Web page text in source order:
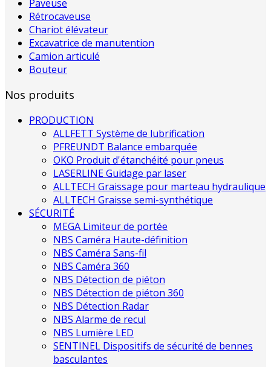
Paveuse
Rétrocaveuse
Chariot élévateur
Excavatrice de manutention
Camion articulé
Bouteur
Nos produits
PRODUCTION
ALLFETT Système de lubrification
PFREUNDT Balance embarquée
OKO Produit d'étanchéité pour pneus
LASERLINE Guidage par laser
ALLTECH Graissage pour marteau hydraulique
ALLTECH Graisse semi-synthétique
SÉCURITÉ
MEGA Limiteur de portée
NBS Caméra Haute-définition
NBS Caméra Sans-fil
NBS Caméra 360
NBS Détection de piéton
NBS Détection de piéton 360
NBS Détection Radar
NBS Alarme de recul
NBS Lumière LED
SENTINEL Dispositifs de sécurité de bennes
basculantes